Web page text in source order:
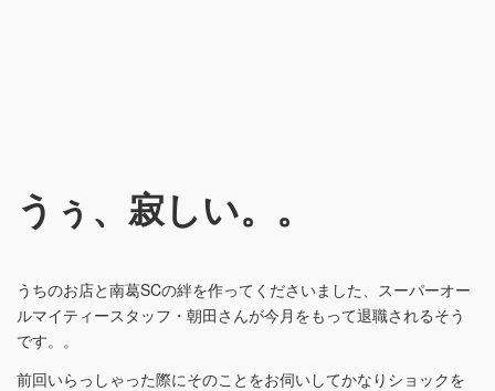
うぅ、寂しい。。
うちのお店と南葛SCの絆を作ってくださいました、スーパーオー
ルマイティースタッフ・朝田さんが今月をもって退職されるそう
です。。
前回いらっしゃった際にそのことをお伺いしてかなりショックを